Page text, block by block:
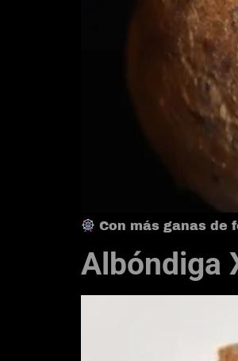
Con más ganas de
Albóndiga